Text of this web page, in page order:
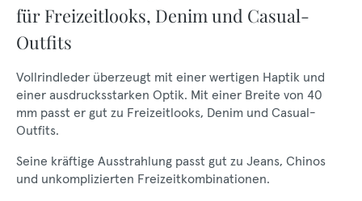
für Freizeitlooks, Denim und Casual-
Outfits
Vollrindleder überzeugt mit einer wertigen Haptik und
einer ausdrucksstarken Optik. Mit einer Breite von 40
mm passt er gut zu Freizeitlooks, Denim und Casual-
Outfits.
Seine kräftige Ausstrahlung passt gut zu Jeans, Chinos
und unkomplizierten Freizeitkombinationen.